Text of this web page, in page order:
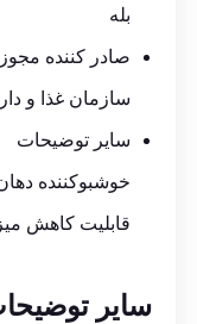
بله
صادر کننده مجوز
سازمان غذا و
سایر توضیحات
خوشبوکننده
قابلیت کاهش
سایر